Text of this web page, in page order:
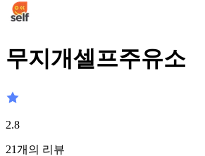
무지개셀프주유소
2.8
21개의 리뷰